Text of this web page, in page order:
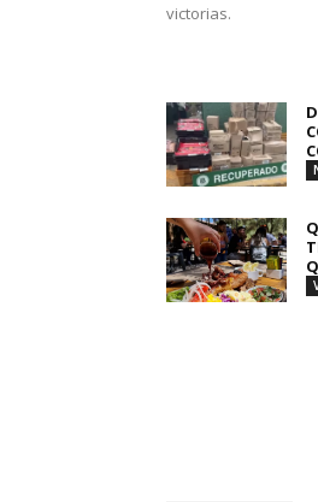
victorias.